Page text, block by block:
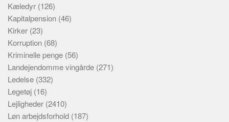
Kæledyr (126)
Kapitalpension (46)
Kirker (23)
Korruption (68)
Kriminelle penge (56)
Landejendomme vingårde (271)
Ledelse (332)
Legetøj (16)
Lejligheder (2410)
Løn arbejdsforhold (187)